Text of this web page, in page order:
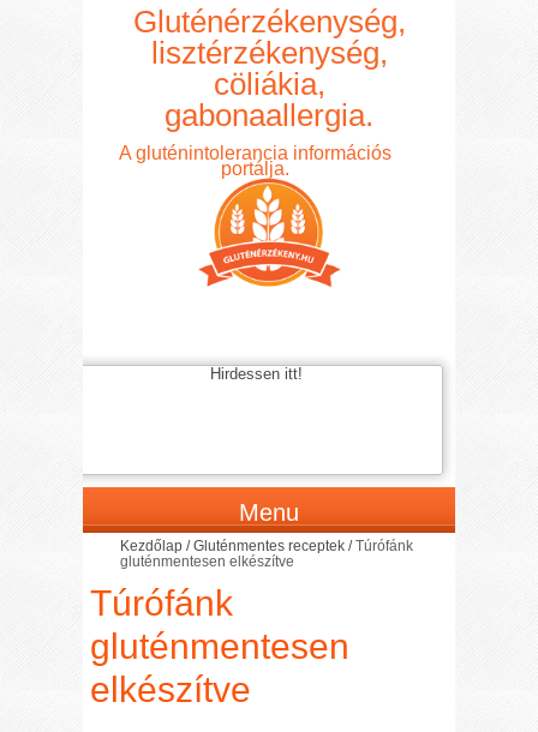
Gluténérzékenység,
lisztérzékenység,
cöliákia,
gabonaallergia.
A gluténintolerancia információs
portálja.
Hirdessen itt!
Menu
Kezdőlap /Gluténmentes receptek /Túrófánk
gluténmentesen elkészítve
Túrófánk
gluténmentesen
elkészítve